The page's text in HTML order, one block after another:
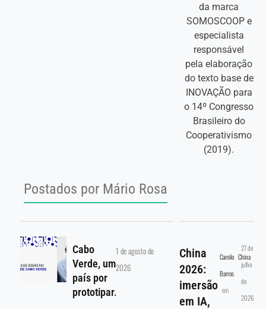
da marca
SOMOSCOOP e
especialista
responsável
pela elaboração
do texto base de
INOVAÇÃO para
o 14º Congresso
Brasileiro do
Cooperativismo
(2019).
Postados por Mário Rosa
Cabo
Verde, um
país por
prototipar.
1 de agosto de
2026
China
2026:
imersão
em IA,
Camilo
Barros
em
China
27 de
julho
de
2026